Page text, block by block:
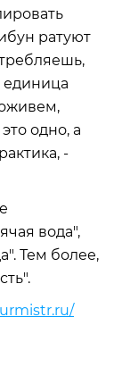
ратуют
единица
одно, а
-
вода",
Тем более,